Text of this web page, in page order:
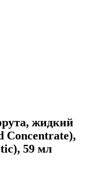
жидкий
Concentrate),
59 мл